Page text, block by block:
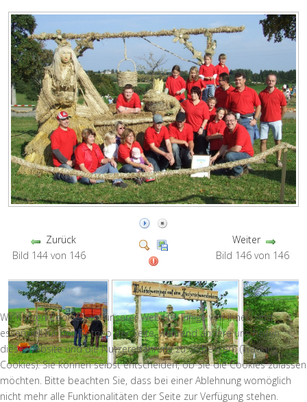
Zurück
Bild 144 von 146
Weiter
Bild 146 von 146
Wir nutzen Cookies auf unserer Website. Einige von ihnen sind
essenziell für den Betrieb der Seite, während andere uns helfen,
diese Website und die Nutzererfahrung zu verbessern (Tracking
Cookies). Sie können selbst entscheiden, ob Sie die Cookies zulassen
möchten. Bitte beachten Sie, dass bei einer Ablehnung womöglich
nicht mehr alle Funktionalitäten der Seite zur Verfügung stehen.